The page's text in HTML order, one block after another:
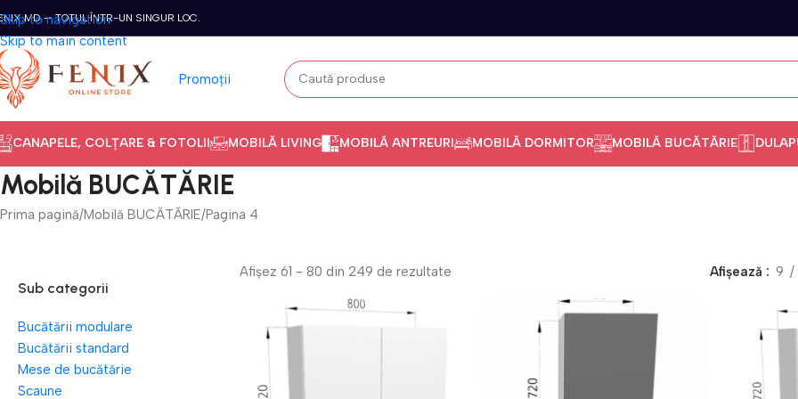
Skip to navigation
Skip to main content
— TOTUL ÎNTR-UN SINGUR LOC.
Promoții
CANAPELE, COLȚARE & FOTOLII MOBILĂ LIVING MOBILĂ ANTREURI MOBILĂ DORMITOR MOBILĂ BUCĂTĂRIE
Mobilă BUCĂTĂRIE
Prima pagină Mobilă BUCĂTĂRIE Pagina 4
Sub categorii
Bucătării modulare
Bucătării standard
Mese de bucătărie
Scaune
Afișez 61 - 80 din 249 de rezultate Afișează 9